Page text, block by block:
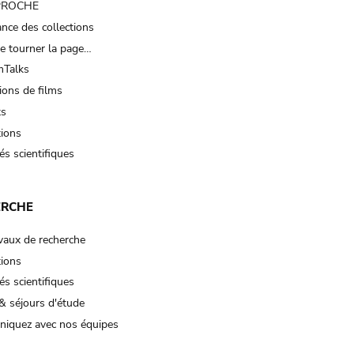
des collections
tourner la page…
de films
scientifiques
de recherche
scientifiques
séjours d'étude
avec nos équipes